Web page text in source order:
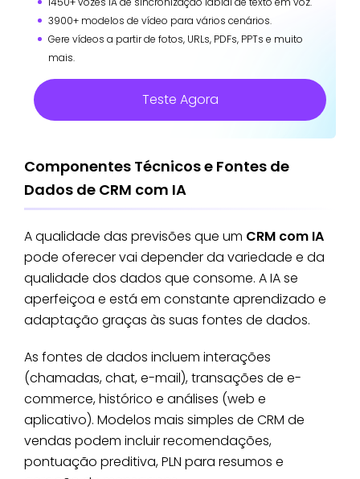
3900+ modelos de vídeo para vários cenários.
Gere vídeos a partir de fotos, URLs, PDFs, PPTs e muito
mais.
Teste Agora
Componentes Técnicos e Fontes de
Dados de CRM com IA
A qualidade das previsões que um CRM com IA
pode oferecer vai depender da variedade e da
qualidade dos dados que consome. A IA se
aperfeiçoa e está em constante aprendizado e
adaptação graças às suas fontes de dados.
As fontes de dados incluem interações
(chamadas, chat, e-mail), transações de e-
commerce, histórico e análises (web e
aplicativo). Modelos mais simples de CRM de
vendas podem incluir recomendações,
pontuação preditiva, PLN para resumos e